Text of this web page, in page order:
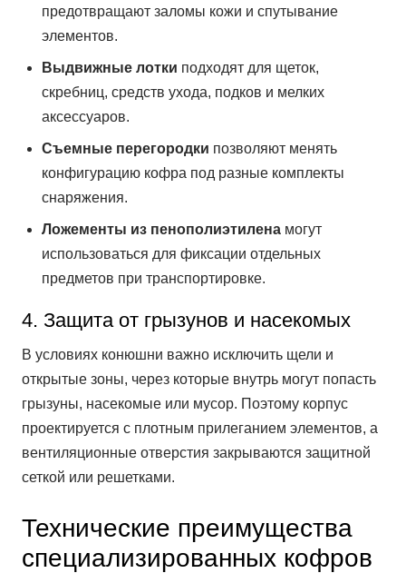
предотвращают заломы кожи и спутывание
элементов.
Выдвижные лотки подходят для щеток,
скребниц, средств ухода, подков и мелких
аксессуаров.
Съемные перегородки позволяют менять
конфигурацию кофра под разные комплекты
снаряжения.
Ложементы из пенополиэтилена могут
использоваться для фиксации отдельных
предметов при транспортировке.
4. Защита от грызунов и насекомых
В условиях конюшни важно исключить щели и
открытые зоны, через которые внутрь могут попасть
грызуны, насекомые или мусор. Поэтому корпус
проектируется с плотным прилеганием элементов, а
вентиляционные отверстия закрываются защитной
сеткой или решетками.
Технические преимущества
специализированных кофров